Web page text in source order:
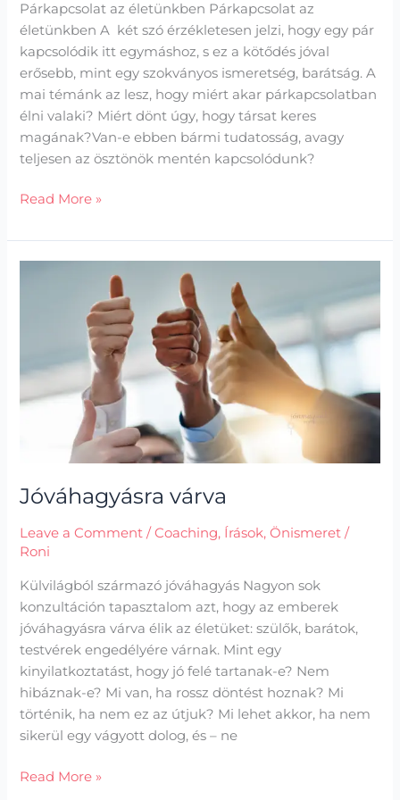
Párkapcsolat az életünkben Párkapcsolat az
életünkben A két szó érzékletesen jelzi, hogy egy pár
kapcsolódik itt egymáshoz, s ez a kötődés jóval
erősebb, mint egy szokványos ismeretség, barátság. A
mai témánk az lesz, hogy miért akar párkapcsolatban
élni valaki? Miért dönt úgy, hogy társat keres
magának?Van-e ebben bármi tudatosság, avagy
teljesen az ösztönök mentén kapcsolódunk?
Read More »
Jóváhagyásra várva
Leave a Comment /Coaching, Írások,Önismeret /
Roni
Külvilágból származó jóváhagyás Nagyon sok
konzultáción tapasztalom azt, hogy az emberek
jóváhagyásra várva élik az életüket: szülők, barátok,
testvérek engedélyére várnak. Mint egy
kinyilatkoztatást, hogy jó felé tartanak-e? Nem
hibáznak-e? Mi van, ha rossz döntést hoznak? Mi
történik, ha nem ez az útjuk? Mi lehet akkor, ha nem
sikerül egy vágyott dolog, és – ne
Read More »